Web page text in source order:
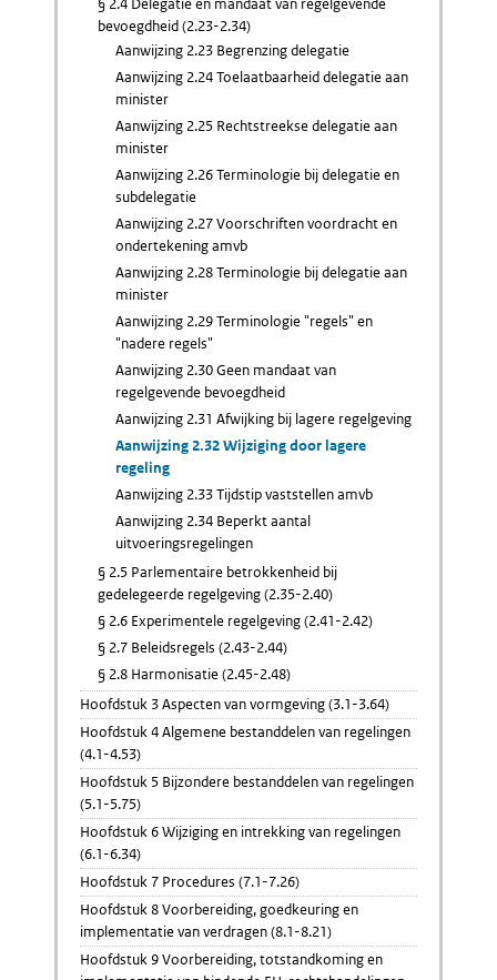
§ 2.4 Delegatie en mandaat van regelgevende
bevoegdheid (2.23-2.34)
Aanwijzing 2.23 Begrenzing delegatie
Aanwijzing 2.24 Toelaatbaarheid delegatie aan
minister
Aanwijzing 2.25 Rechtstreekse delegatie aan
minister
Aanwijzing 2.26 Terminologie bij delegatie en
subdelegatie
Aanwijzing 2.27 Voorschriften voordracht en
ondertekening amvb
Aanwijzing 2.28 Terminologie bij delegatie aan
minister
Aanwijzing 2.29 Terminologie "regels" en
"nadere regels"
Aanwijzing 2.30 Geen mandaat van
regelgevende bevoegdheid
Aanwijzing 2.31 Afwijking bij lagere regelgeving
Aanwijzing 2.32 Wijziging door lagere
regeling
Aanwijzing 2.33 Tijdstip vaststellen amvb
Aanwijzing 2.34 Beperkt aantal
uitvoeringsregelingen
§ 2.5 Parlementaire betrokkenheid bij
gedelegeerde regelgeving (2.35-2.40)
§ 2.6 Experimentele regelgeving (2.41-2.42)
§ 2.7 Beleidsregels (2.43-2.44)
§ 2.8 Harmonisatie (2.45-2.48)
Hoofdstuk 3 Aspecten van vormgeving (3.1-3.64)
Hoofdstuk 4 Algemene bestanddelen van regelingen
(4.1-4.53)
Hoofdstuk 5 Bijzondere bestanddelen van regelingen
(5.1-5.75)
Hoofdstuk 6 Wijziging en intrekking van regelingen
(6.1-6.34)
Hoofdstuk 7 Procedures (7.1-7.26)
Hoofdstuk 8 Voorbereiding, goedkeuring en
implementatie van verdragen (8.1-8.21)
Hoofdstuk 9 Voorbereiding, totstandkoming en